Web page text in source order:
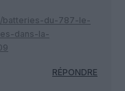
batteries-du-787-le-
dans-la-
RÉPONDRE